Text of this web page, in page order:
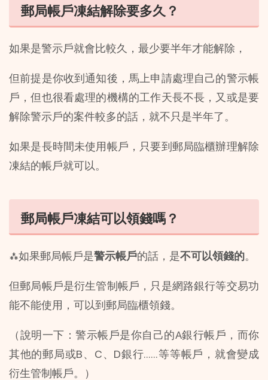
郵局帳戶凍結解除要多久？
如果是警示戶就會比較久，最少要半年才能解除，
但前提是你收到通知後，馬上申請處理自己的警示帳
戶，但也很看處理的機構的工作天長不長，又或是要
解除警示戶的案件較多的話，就不只是半年了。
如果是長時間未使用帳戶，只要到郵局臨櫃辦理解除
凍結的帳戶就可以。
郵局帳戶凍結可以領錢嗎？
⁂如果郵局帳戶是警示帳戶的話，是不可以領錢的。
但郵局帳戶是衍生管制帳戶，只是網路銀行等交易功
能不能使用，可以到郵局臨櫃領錢。
（說明一下：警示帳戶是你自己的A銀行帳戶，而你
其他的郵局或B、C、D銀行......等等帳戶，就會變成
衍生管制帳戶。）